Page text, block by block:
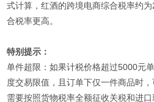
式计算，红酒的跨境电商综合税率约
合税率更高。
特别提示：
单件超限：如果计税价格超过5000元
度交易限值，且订单下仅一件商品时
需要按照货物税率全额征收关税和进口